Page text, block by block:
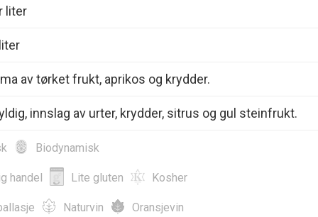
liter
av tørket frukt, aprikos og krydder.
innslag av urter, krydder, sitrus og gul steinfrukt.
Biodynamisk
handel Lite gluten Kosher
Naturvin Oransjevin